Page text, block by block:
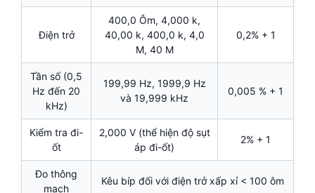
Điện trở
400,0 Ôm, 4,000 k,
40,00 k, 400,0 k, 4,0
M, 40 M
0,2% + 1
Tần số (0,5
Hz đến 20
kHz)
199,99 Hz, 1999,9 Hz
và 19,999 kHz
0,005 % + 1
Kiểm tra đi-
ốt
2,000 V (thể hiện độ sụt
áp đi-ốt)
2% + 1
Đo thông
mạch
Kêu bíp đối với điện trở xấp xỉ < 100 ôm